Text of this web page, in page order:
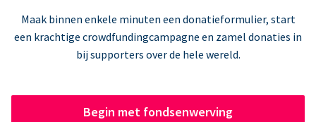
Maak binnen enkele minuten een donatieformulier, start
een krachtige crowdfundingcampagne en zamel donaties in
bij supporters over de hele wereld.
Begin met fondsenwerving